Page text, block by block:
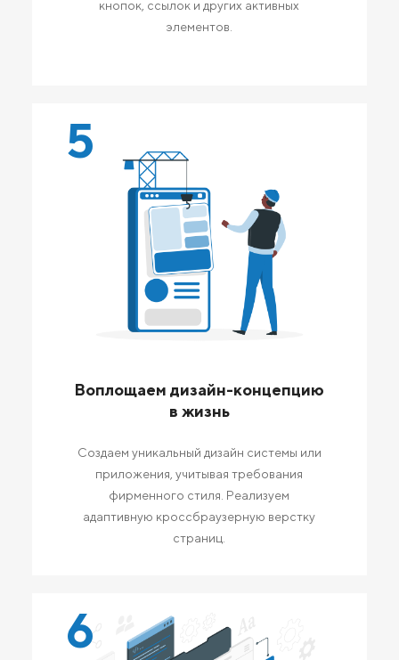
кнопок, ссылок и других активных
элементов.
5
Воплощаем дизайн-концепцию
в жизнь
Создаем уникальный дизайн системы или
приложения, учитывая требования
фирменного стиля. Реализуем
адаптивную кроссбраузерную верстку
страниц.
6